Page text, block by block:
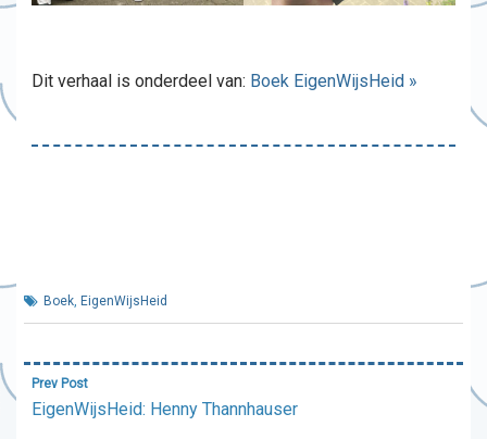
Dit verhaal is onderdeel van: Boek EigenWijsHeid »
Boek, EigenWijsHeid
Bericht
navigatie
Prev Post
EigenWijsHeid: Henny Thannhauser